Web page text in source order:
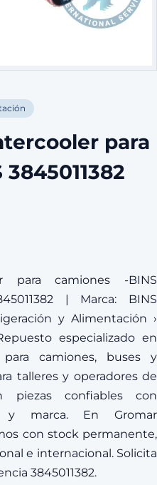
para
para camiones -BINS
| Marca: BINS
y Alimentación ›
especializado en
camiones, buses y
talleres y operadores de
piezas confiables con
y marca. En Gromar
con stock permanente,
e internacional. Solicita
3845011382.